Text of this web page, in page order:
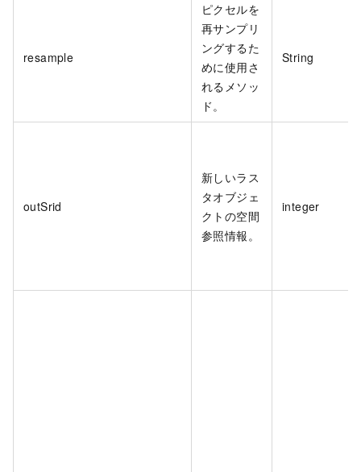
resample
ピクセルを
再サンプリ
ングするた
めに使用さ
れるメソッ
ド。
String
outSrid
新しいラス
タオブジェ
クトの空間
参照情報。
integer